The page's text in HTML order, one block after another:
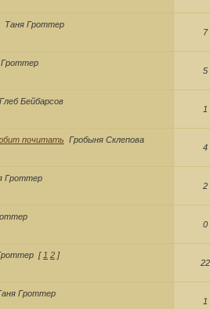
Таня Гроттер
7
Гроттер
5
Глеб Бейбарсов
1
почитать Гробыня Склепова
4
Гроттер
2
0
[ 1 2 ]
22
Гроттер
1